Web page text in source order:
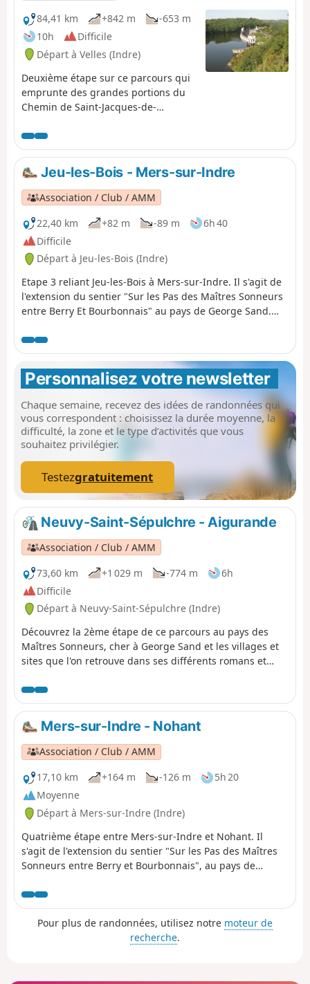
84,41 km
+842 m
-653 m
10h
Difficile
Départ à Velles (Indre)
Deuxième étape sur ce parcours qui
emprunte des grandes portions du
Chemin de Saint-Jacques-de-
témoignage des pèlerins.
Jeu-les-Bois - Mers-sur-Indre
Association / Club / AMM
22,40 km
+82 m -89 m
6h 40
Difficile
Départ à Jeu-les-Bois (Indre)
Etape 3 reliant Jeu-les-Bois à Mers-sur-Indre. Il s'agit de
l'extension du sentier "Sur les Pas des Maîtres Sonneurs
entre Berry Et Bourbonnais" au pays de George Sand.
veillées du roman "Les Maîtres Sonneurs" mais
également les deux romans "La Mare au Diable" et "Le
Moulin D'Angibault".
Personnalisez votre newsletter
Chaque semaine, recevez des idées de randonnées qui
vous correspondent : choisissez la durée moyenne, la
difficulté, la zone et le type d’activités que vous
souhaitez privilégier.
Testezgratuitement
Neuvy-Saint-Sépulchre - Aigurande
Association / Club / AMM
73,60 km
+1 029 m -774 m
6h
Difficile
Départ à Neuvy-Saint-Sépulchre (Indre)
Découvrez la 2ème étape de ce parcours au pays des
Maîtres Sonneurs, cher à George Sand et les villages et
sites que l'on retrouve dans ses différents romans et
Mers-sur-Indre - Nohant
Association / Club / AMM
17,10 km
+164 m -126 m
5h 20
Moyenne
Départ à Mers-sur-Indre (Indre)
Quatrième étape entre Mers-sur-Indre et Nohant. Il
s'agit de l'extension du sentier "Sur les Pas des Maîtres
Sonneurs entre Berry et Bourbonnais", au pays de
dernières veillées du roman "Les Maîtres" Sonneurs,
mais également les deux romans "La Mare au Diable" et
"le Moulin d'Angibault".
Pour plus de randonnées, utilisez notre moteur de
recherche.